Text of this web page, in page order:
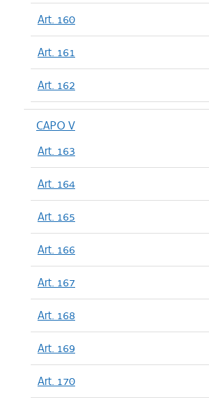
Art. 160
Art. 161
Art. 162
CAPO V
Art. 163
Art. 164
Art. 165
Art. 166
Art. 167
Art. 168
Art. 169
Art. 170